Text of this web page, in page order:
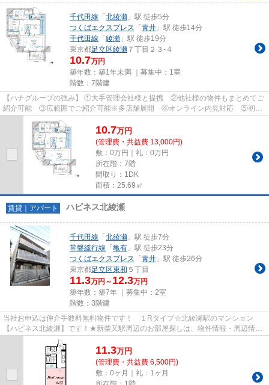
千代田線 「 北綾瀬 」駅 徒歩5分
つくばエクスプレス 「 青井 」駅 徒歩14分
千代田線 「 綾瀬 」駅 徒歩19分
東京都足立区綾瀬 ７丁目２３-４
10.7万円
築年数：築1年未満 ｜募集中： 1室
階数：7階建
【ハナグループの強み】 ①大手管理会社様と提携 ②他社様の物件もまとめてご
紹介可能 ③広範囲でご紹介可能※多店舗展開 ④オンライン内見対応 ⑤初期
費用クレジット決済対応 【お部屋...
10.7万円
(管理費・共益費 13,000円)
敷：0万円｜礼：0万円
所在階：7階
間取り：1DK
面積：25.69㎡
賃貸｜アパート ハピネス北綾瀬
千代田線 「 北綾瀬 」駅 徒歩7分
常磐緩行線 「 亀有 」駅 徒歩23分
つくばエクスプレス 「 青井 」駅 徒歩26分
東京都足立区東和 ５丁目
11.3万円～ 12.3万円
築年数：築7年 ｜募集中： 2室
階数：3階建
当社お申込は仲介手数料無料物件です！ １Rタイプ☆北綾瀬駅のマンション
【ハピネス北綾瀬】です！★新柴又駅周辺のお部屋探しは、物件情報・周辺情報
満載のハナインターナショナル北千...
11.3万円
(管理費・共益費 6,500円)
敷：0ヶ月｜礼：1ヶ月